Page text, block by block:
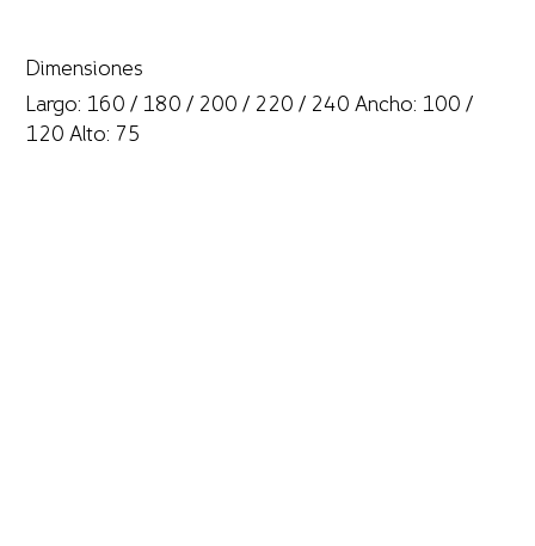
Dimensiones
Largo: 160 / 180 / 200 / 220 / 240 Ancho: 100 /
120 Alto: 75